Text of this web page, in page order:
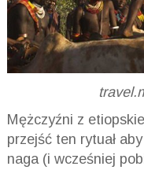
Mężczyźni z
przejść ten rytuał
naga (i wcześniej